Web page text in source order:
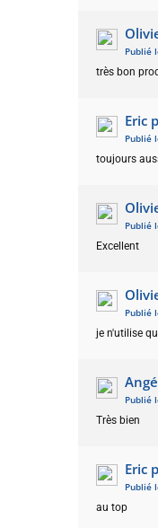
Publié
très bon
Eric
Publié
toujours
Publié
Excellent
Publié
je n'utilise
Publié
Très bien
Eric
Publié
au top